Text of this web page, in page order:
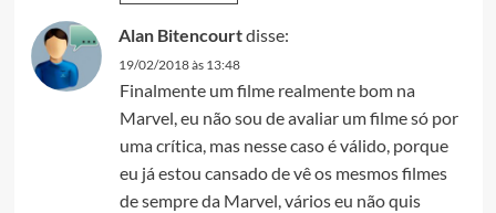
Alan Bitencourtdisse:
19/02/2018 às 13:48
Finalmente um filme realmente bom na
Marvel, eu não sou de avaliar um filme só por
uma crítica, mas nesse caso é válido, porque
eu já estou cansado de vê os mesmos filmes
de sempre da Marvel, vários eu não quis